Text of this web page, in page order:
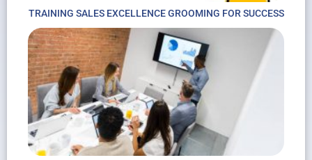
TRAINING SALES EXCELLENCE GROOMING FOR SUCCESS